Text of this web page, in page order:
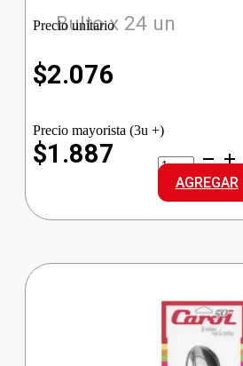
Bulto x 24 un
Precio unitario
$2.076
Precio mayorista (3u +)
$1.887
RIGOL.PLATO
PLAYO
TILCARA
FLINTS
cantidad
AGREGAR